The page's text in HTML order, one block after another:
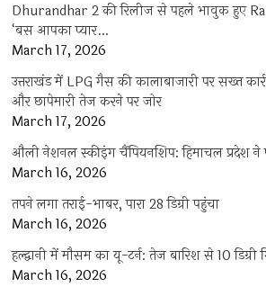
Dhurandhar 2 की रिलीज से पहले भावुक हुए
‘बस आपका प्यार…
March 17, 2026
उत्तराखंड में LPG गैस की कालाबाजारी पर सख्त
और छापेमारी तेज करने पर जोर
March 17, 2026
औली नेशनल स्कीइंग चैंपियनशिप: हिमाचल प्रदेश ने
March 16, 2026
तपने लगा तराई-भाबर, पारा 28 डिग्री पहुंचा
March 16, 2026
हल्द्वानी में मौसम का यू-टर्न: तेज बारिश से 10 डिग्री
March 16, 2026